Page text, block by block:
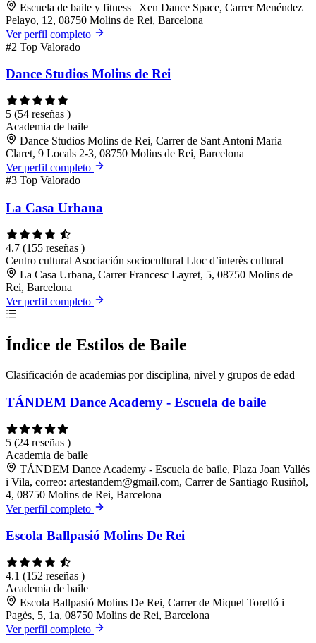
Escuela de baile y fitness | Xen Dance Space, Carrer Menéndez
Pelayo, 12, 08750 Molins de Rei, Barcelona
Ver perfil completo
#2 Top Valorado
Dance Studios Molins de Rei
5 (54 reseñas )
Academia de baile
Dance Studios Molins de Rei, Carrer de Sant Antoni Maria
Claret, 9 Locals 2-3, 08750 Molins de Rei, Barcelona
Ver perfil completo
#3 Top Valorado
La Casa Urbana
4.7 (155 reseñas )
Centro cultural Asociación sociocultural Lloc d’interès cultural
La Casa Urbana, Carrer Francesc Layret, 5, 08750 Molins de
Rei, Barcelona
Ver perfil completo
Índice de Estilos de Baile
Clasificación de academias por disciplina, nivel y grupos de edad
TÁNDEM Dance Academy - Escuela de baile
5 (24 reseñas )
Academia de baile
TÁNDEM Dance Academy - Escuela de baile, Plaza Joan Vallés
i Vila, correo: artestandem@gmail.com, Carrer de Santiago Rusiñol,
4, 08750 Molins de Rei, Barcelona
Ver perfil completo
Escola Ballpasió Molins De Rei
4.1 (152 reseñas )
Academia de baile
Escola Ballpasió Molins De Rei, Carrer de Miquel Torelló i
Pagès, 5, 1a, 08750 Molins de Rei, Barcelona
Ver perfil completo